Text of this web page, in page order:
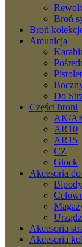
Broń
Broń
Amunicja
Do
Części broni
AK/
AR10
AR15
CZ
Glock
Akcesoria
Bipody
Akcesoria
Akcesoria